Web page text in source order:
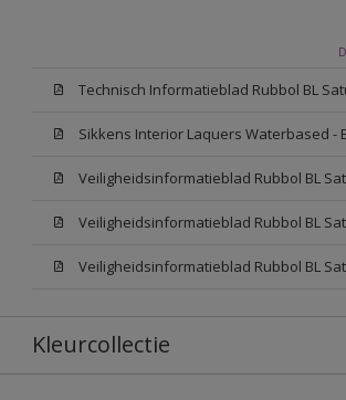
Technisch Informatieblad Rubbol BL
Kleurcollectie